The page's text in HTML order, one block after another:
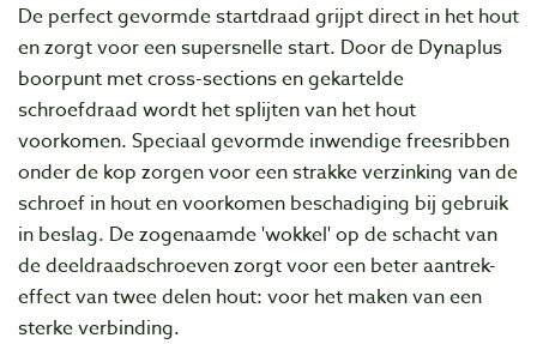
De perfect gevormde startdraad grijpt direct in het hout
en zorgt voor een supersnelle start. Door de Dynaplus
boorpunt met cross-sections en gekartelde
schroefdraad wordt het splijten van het hout
voorkomen. Speciaal gevormde inwendige freesribben
onder de kop zorgen voor een strakke verzinking van de
schroef in hout en voorkomen beschadiging bij gebruik
in beslag. De zogenaamde 'wokkel' op de schacht van
de deeldraadschroeven zorgt voor een beter aantrek-
effect van twee delen hout: voor het maken van een
sterke verbinding.